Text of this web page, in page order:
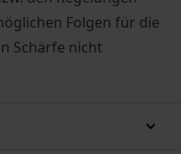
Folgen für die
Schärfe nicht